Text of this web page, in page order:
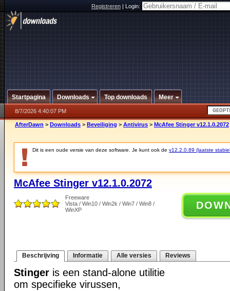
Registreren|Login:
Startpagina Downloads Top downloads Meer
8/7/2026 4:40:07 PM
AfterDawn > Downloads > Beveiliging > Antivirus > McAfee Stinger v12.1.0.2072
Dit is een oude versie van deze software. Je kunt ook de v12.2.0.89 (laatste
McAfee Stinger v12.1.0.2072
Freeware
Vista / Win10 / Win2k / Win7 / Win8 /
WinXP
Beschrijving Informatie Alle versies Reviews
Stinger is een stand-alone utilitie
om specifieke virussen,